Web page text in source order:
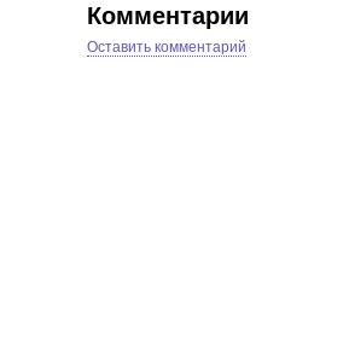
Комментарии
Оставить комментарий